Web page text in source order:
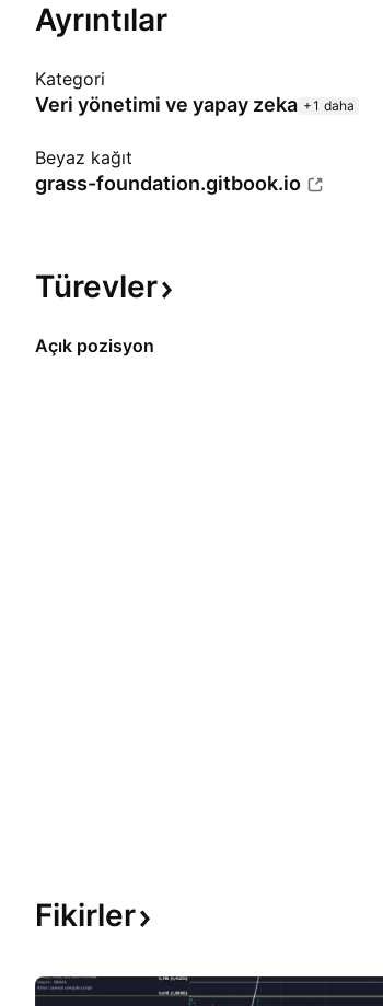
Ayrıntılar
Kategori
Veri yönetimi ve yapay zeka +1 daha
Beyaz kağıt
grass-foundation.gitbook.io
Türevler
Açık pozisyon
Fikirler